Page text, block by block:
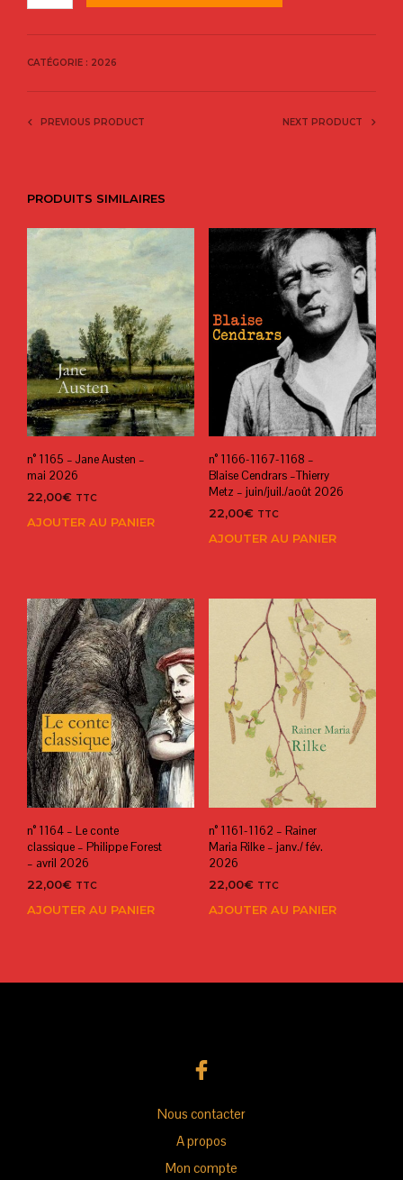
CATÉGORIE : 2026
PREVIOUS PRODUCT NEXT PRODUCT
PRODUITS SIMILAIRES
n° 1165 – Jane Austen –
mai 2026
22,00€ TTC
AJOUTER AU PANIER
n° 1166-1167-1168 –
Blaise Cendrars –Thierry
Metz – juin/juil./août 2026
22,00€ TTC
AJOUTER AU PANIER
n° 1164 – Le conte
classique – Philippe Forest
– avril 2026
22,00€ TTC
AJOUTER AU PANIER
n° 1161-1162 – Rainer
Maria Rilke – janv./ fév.
2026
22,00€ TTC
AJOUTER AU PANIER
Nous contacter
A propos
Mon compte